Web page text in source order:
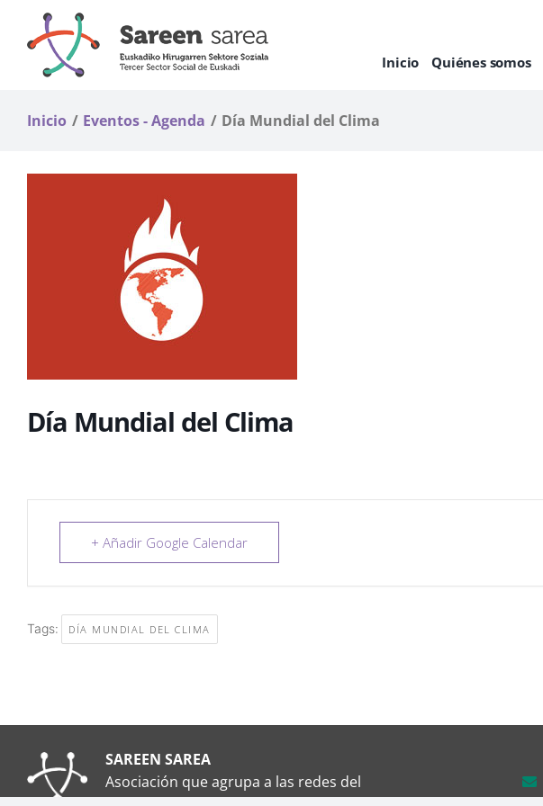
contenido
Inicio Quiénes somos
Inicio Eventos - Agenda Día Mundial del Clima
Día Mundial del Clima
+ Añadir Google Calendar
Tags: DÍA MUNDIAL DEL CLIMA
SAREEN SAREA
Asociación que agrupa a las redes del